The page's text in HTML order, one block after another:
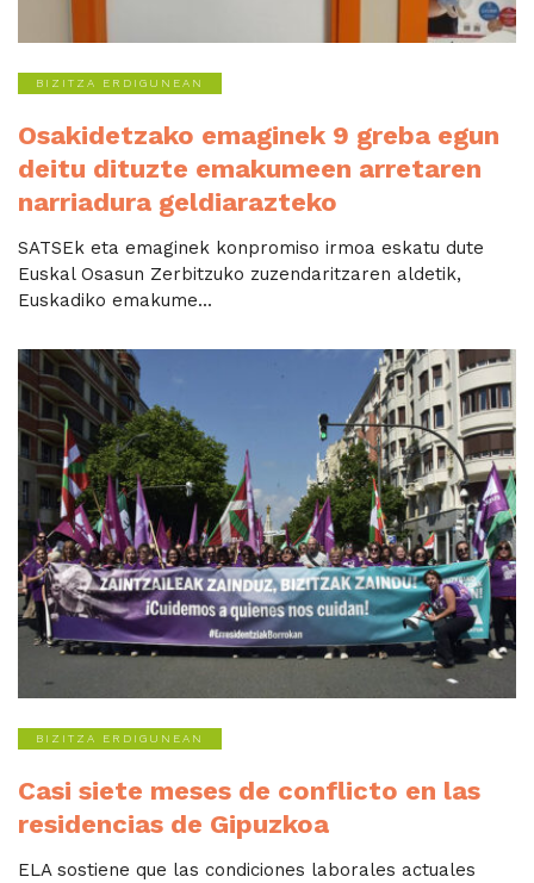
BIZITZA ERDIGUNEAN
Osakidetzako emaginek 9 greba egun
deitu dituzte emakumeen arretaren
narriadura geldiarazteko
SATSEk eta emaginek konpromiso irmoa eskatu dute
Euskal Osasun Zerbitzuko zuzendaritzaren aldetik,
Euskadiko emakume...
BIZITZA ERDIGUNEAN
Casi siete meses de conflicto en las
residencias de Gipuzkoa
ELA sostiene que las condiciones laborales actuales